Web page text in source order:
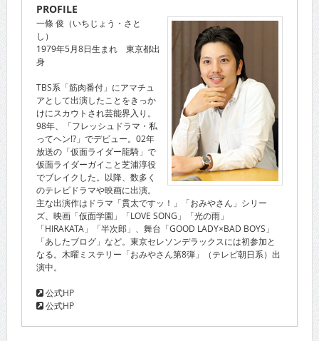
PROFILE
一條 俊（いちじょう・さと
し）
1979年5月8日生まれ 東京都出
身
TBS系「筋肉番付」にアマチュ
アとして出演したことをきっか
けにスカウトされ芸能界入り。
98年、「フレッシュドラマ・私
ってヘン!?」でデビュー。02年
放送の「仮面ライダー龍騎」で
仮面ライダーガイこと芝浦淳役
でブレイクした。以降、数多く
のテレビドラマや映画に出演。
主な出演作はドラマ「貫太ですッ！」「おみやさん」シリー
ズ、映画「仮面学園」「LOVE SONG」「光の雨」
「HIRAKATA」「半次郎」、舞台「GOOD LADY×BAD BOYS」
「あしたブログ」など。東京セレソンデラックスには初参加と
なる。木曜ミステリー「おみやさん第8弾」（テレビ朝日系）出
演中。
公式HP
公式HP